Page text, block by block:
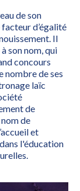
de son
d’égalité
Il
son nom, qui
concours
nombre de ses
laïc
de
de
et
l'éducation